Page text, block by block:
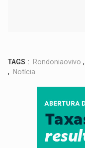
TAGS : Rondoniaovivo ,
,
Notícia